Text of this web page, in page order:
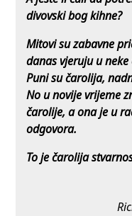
divovski bog kihne?
Mitovi su zabavne
danas vjeruju u
Puni su čarolija,
No u novije vrijeme
čarolije, a ona je u
odgovora.
To je čarolija